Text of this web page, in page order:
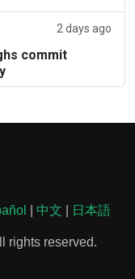
2 days ago
commit
中文 日本語
rights reserved.